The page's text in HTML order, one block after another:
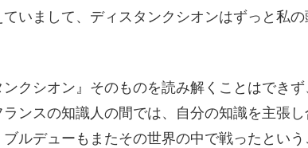
いまして、ディスタンクシオンはずっと私
クシオン』そのものを読み解くことはできず
ンスの知識人の間では、自分の知識を主張し
ルデューもまたその世界の中で戦ったという